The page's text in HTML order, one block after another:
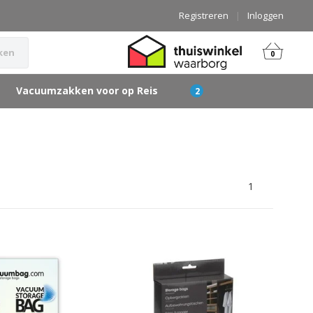
Inloggen
|
Registreren
0
Vacuumzakken voor op Reis
1